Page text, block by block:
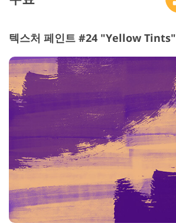
텍스처 페인트 #24 "Yellow Tints"